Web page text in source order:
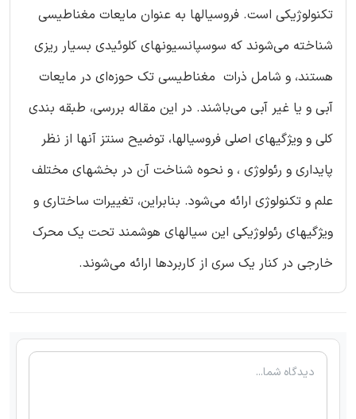
تکنولوژیکی است. فروسیالها به عنوان مایعات مغناطیسی
شناخته می‌شوند که سوسپانسیونهای کلوئیدی بسیار ریزی
هستند، و شامل ذرات مغناطیسی تک حوزه‌ای در مایعات
آبی و یا غیر آبی می‌باشند. در این مقاله بررسی، طبقه بندی
کلی و ویژگیهای اصلی فروسیالها، توضیح سنتز آنها از نظر
پایداری و رئولوژی ، و نحوه شناخت آن در بخشهای مختلف
علم و تکنولوژی ارائه می‌شود. بنابراین، تغییرات ساختاری و
ویژگیهای رئولوژیکی این سیالهای هوشمند تحت یک محرک
خارجی در کنار یک سری از کاربردها ارائه می‌شوند.